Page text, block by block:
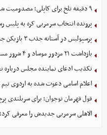
۹ دقیقه تلخ برای کاپلی؛ مصدومیت شدید مقابل رئال بتیس
پرونده انتخاب سرمربی کره به پلیس
پرسپولیس در آستانه جذب ۳ بازیکن جدید
بازداشت ۲۱ مزدور موساد و ۴ شرور مسلح توسط وزارت اطلاعات
تکذیب ادعای نماینده مجلس درباره
اعلام اسامی دعوت شده به اردوی
قول قهرمان نوجوان؛ برای سربلندی
الاهلی سرمربی جدیدش را معرفی